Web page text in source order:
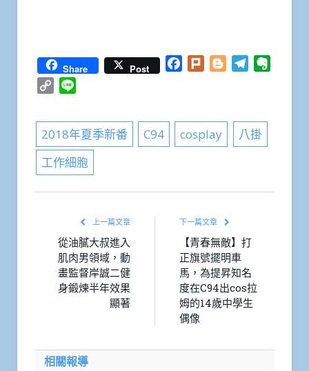
Share Post Facebook
Plurk BloggerTelegram
Copy
2018年夏季新番 C94 cosplay
八掛
工作細胞
上一篇文章
從油膩大叔進入
肌肉男領域，動
畫監督岸誠二健
身鍛煉半年效果
顯著
下一篇文章
【青春無敵】打
正旗號擺明車
馬，為提昇知名
度在C94出cos拉
姆的14歲中學生
偶像
相關報導